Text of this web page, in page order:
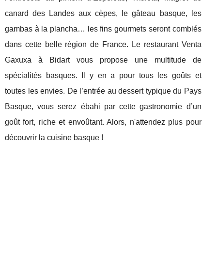
canard des Landes aux cèpes, le gâteau basque, les
gambas à la plancha… les fins gourmets seront comblés
dans cette belle région de France. Le restaurant Venta
Gaxuxa à Bidart vous propose une multitude de
spécialités basques. Il y en a pour tous les goûts et
toutes les envies. De l’entrée au dessert typique du Pays
Basque, vous serez ébahi par cette gastronomie d’un
goût fort, riche et envoûtant. Alors, n'attendez plus pour
découvrir la cuisine basque !